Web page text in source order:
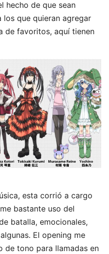
hecho de que sean
los que quieran agregar
de favoritos, aquí tienen
esta corrió a cargo
bastante uso del
batalla, emocionales,
El opening me
de tono para llamadas en